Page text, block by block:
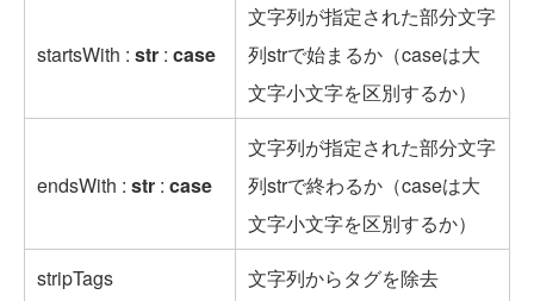
startsWith : str : case
文字列が指定された部分文字
列strで始まるか（caseは大
文字小文字を区別するか）
endsWith : str : case
文字列が指定された部分文字
列strで終わるか（caseは大
文字小文字を区別するか）
stripTags
文字列からタグを除去